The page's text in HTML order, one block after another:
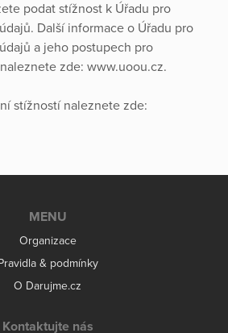
podat stížnost k Úřadu pro
Další informace o Úřadu pro
a jeho postupech pro
zde: www.uoou.cz.
stížností naleznete zde:
MENU
Organizace
& podmínky
O Darujme.cz
Kontaktujte nás